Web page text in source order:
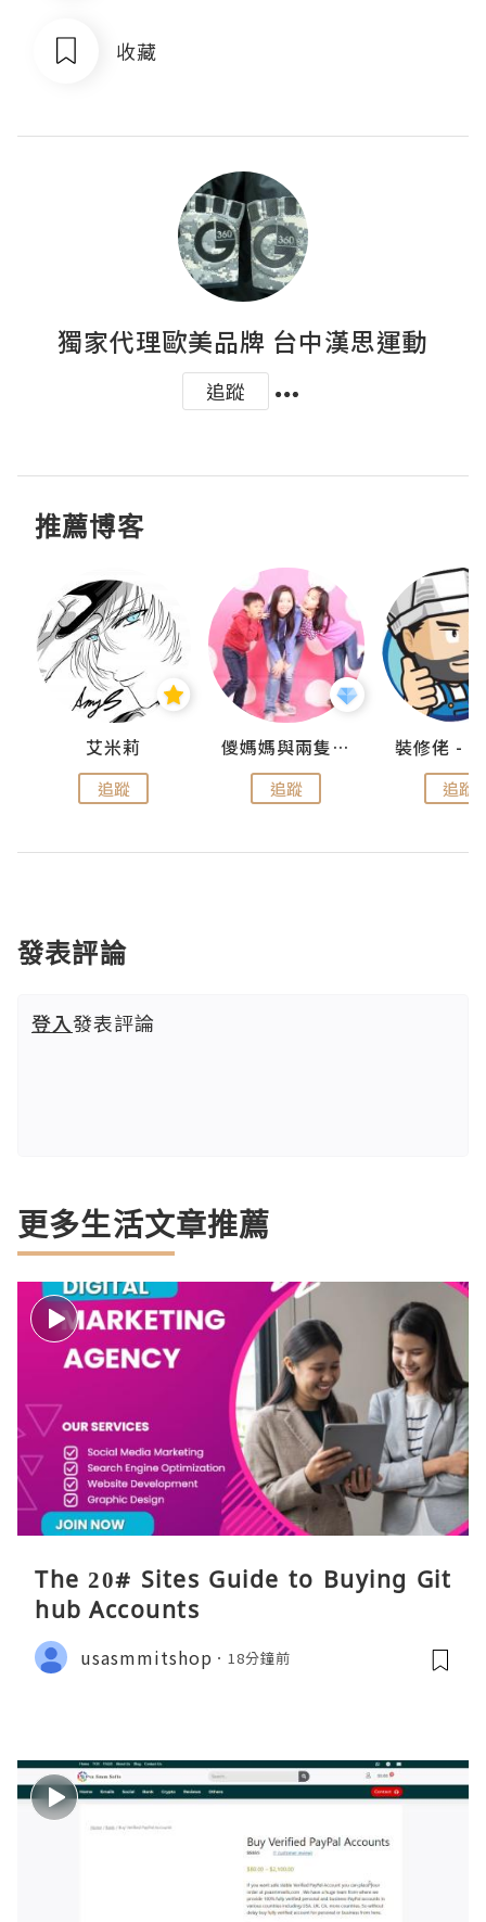
收藏
獨家代理歐美品牌 台中漢思運動
追蹤
推薦博客
艾米莉
追蹤
儍媽媽與兩隻小魔怪之家
追蹤 追蹤
發表評論
登入發表評論
更多生活文章推薦
The 20# Sites Guide to Buying Git
hub Accounts
usasmmitshop 18分鐘前